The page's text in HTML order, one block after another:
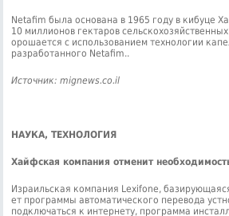
Netafim была основана в 1965 году в кибуце
10 миллионов гектаров
орошается с использованием технологии
разработанного Netafim..
Источник: mignews.co.il
НАУКА, ТЕХНОЛОГИЯ
Хайфская компания отменит
Из­ра­иль­ская ком­па­ния Lexifone,
ет про­грам­мы ав­то­ма­ти­че­ско­го пе­ре­во­да
под­клю­чать­ся к ин­тер­не­ту, про­грам­ма